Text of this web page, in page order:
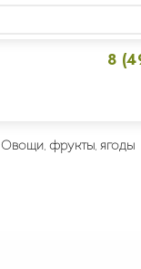
8
Овощи, фрукты, ягоды